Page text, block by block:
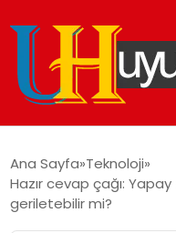
EKONOMI
Ana Sayfa Teknoloji
Hazır cevap çağı: Yapay
geriletebilir mi?